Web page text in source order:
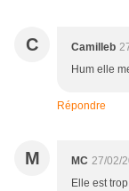
C Camilleb
Hum elle
Répondre
M MC 27/02/
Elle est